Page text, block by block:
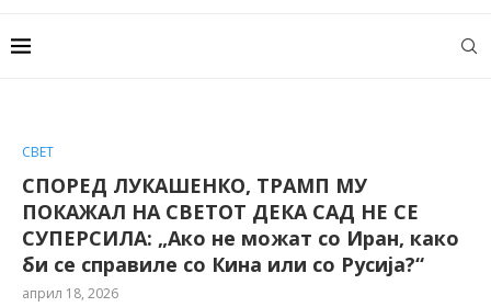
СВЕТ
СПОРЕД ЛУКАШЕНКО, ТРАМП МУ
ПОКАЖАЛ НА СВЕТОТ ДЕКА САД НЕ СЕ
СУПЕРСИЛА: „Ако не можат со Иран, како
би се справиле со Кина или со Русија?“
април 18, 2026